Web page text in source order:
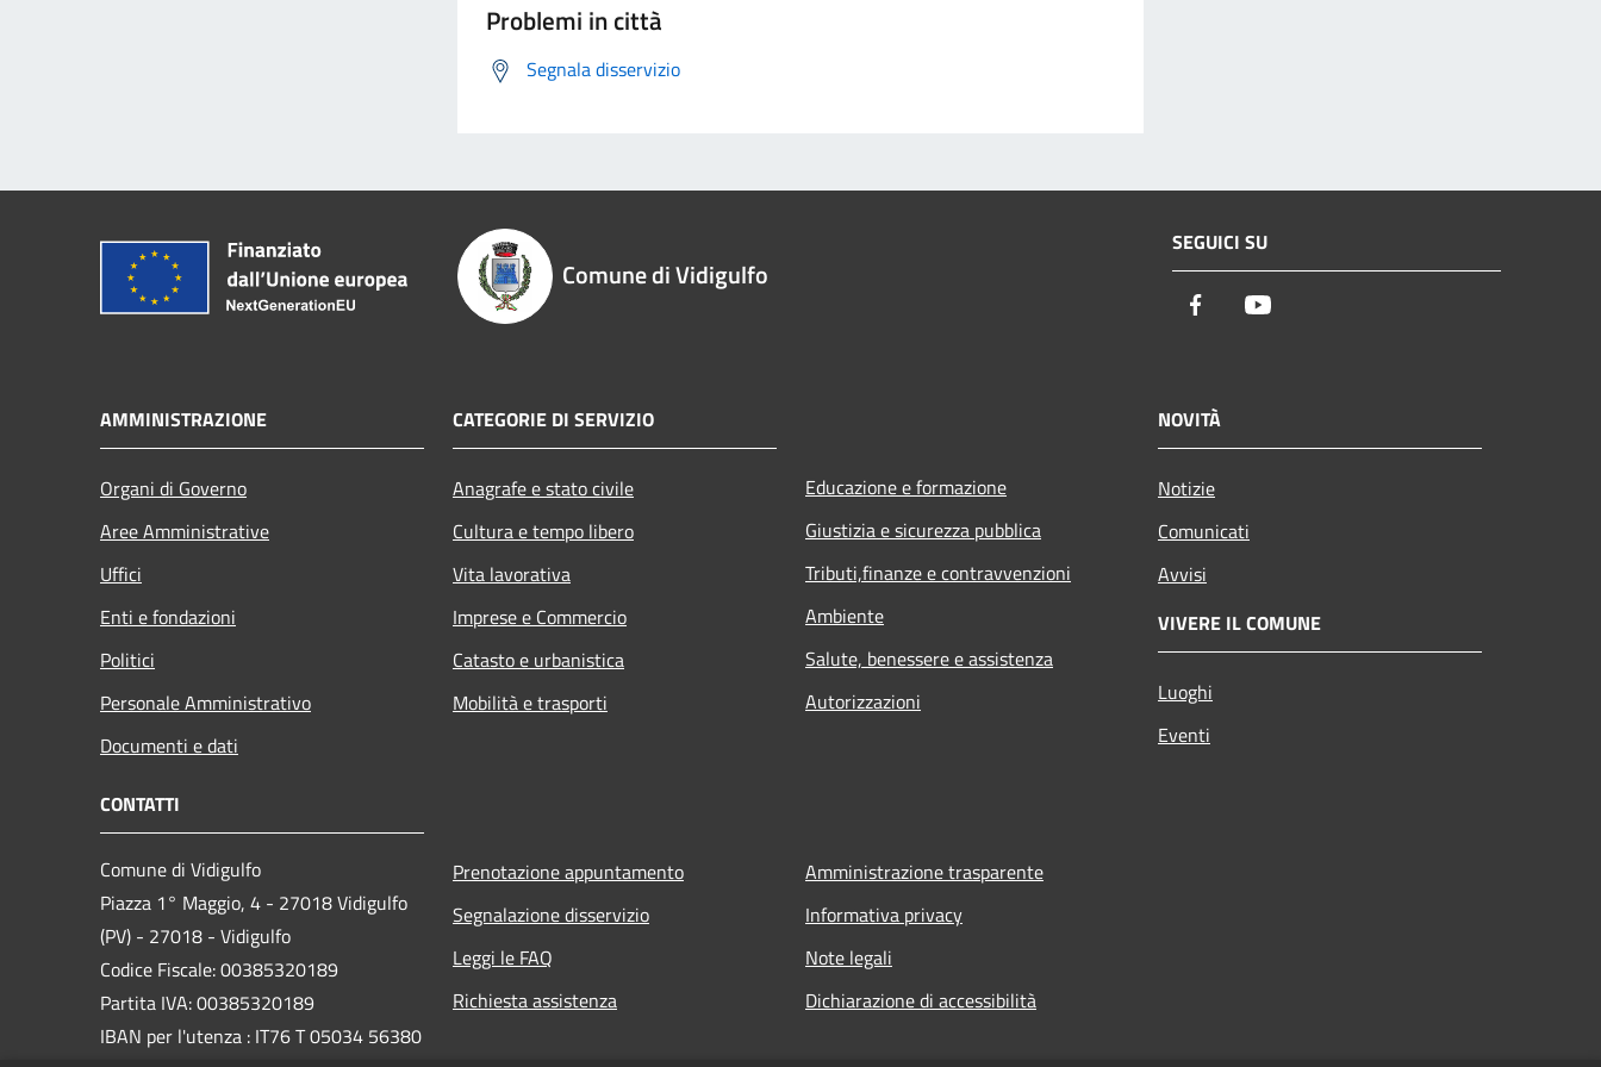
Problemi in città
Segnala disservizio
Comune di Vidigulfo
SEGUICI SU
Facebook
AMMINISTRAZIONE
Organi di Governo
Aree Amministrative
Uffici
Enti e fondazioni
Politici
Personale Amministrativo
Documenti e dati
CATEGORIE DI SERVIZIO
Anagrafe e stato civile
Cultura e tempo libero
Vita lavorativa
Imprese e Commercio
Catasto e urbanistica
Mobilità e trasporti
Educazione e formazione
Giustizia e sicurezza pubblica
Tributi,finanze e contravvenzioni
Ambiente
Salute, benessere e assistenza
Autorizzazioni
NOVITÀ
Notizie
Comunicati
Avvisi
VIVERE IL COMUNE
Luoghi
Eventi
CONTATTI
Comune di Vidigulfo
Piazza 1° Maggio, 4 - 27018 Vidigulfo
(PV) - 27018 - Vidigulfo
Codice Fiscale: 00385320189
Partita IVA: 00385320189
IBAN per l'utenza : IT76 T 05034 56380
Prenotazione appuntamento
Segnalazione disservizio
Leggi le FAQ
Richiesta assistenza
Amministrazione trasparente
Informativa privacy
Note legali
Dichiarazione di accessibilità